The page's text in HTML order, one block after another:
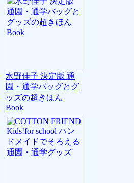
水野佳子 決定版 通
園・通学バッグとグ
ッズの超きほん
Book